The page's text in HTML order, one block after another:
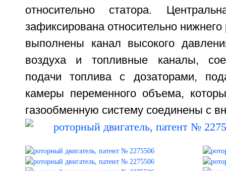
относительно статора.
зафиксирована относительно
выполнены канал высокого
воздуха и топливные каналы,
подачи топлива с дозаторами,
камеры переменного объема,
газообменную систему соединены с